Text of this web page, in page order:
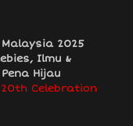
Malaysia 2025
Ilmu &
Hijau
Celebration